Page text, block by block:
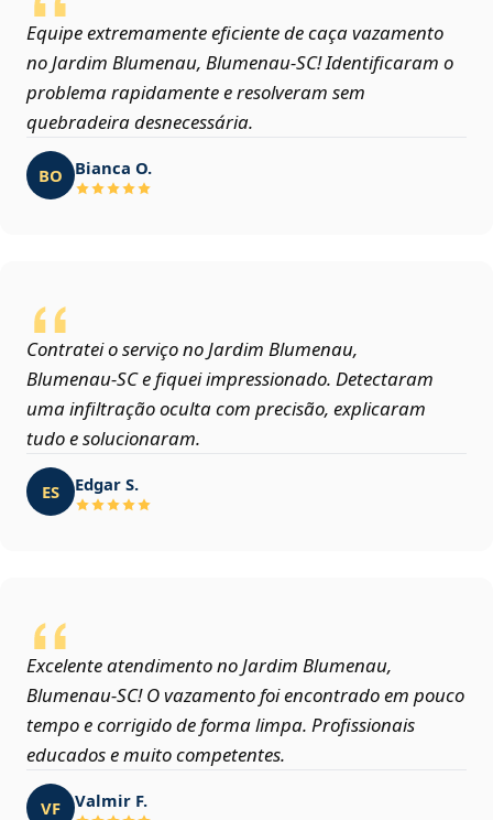
Equipe extremamente eficiente de caça vazamento
no Jardim Blumenau, Blumenau‑SC! Identificaram o
problema rapidamente e resolveram sem
quebradeira desnecessária.
BO Bianca O.
Contratei o serviço no Jardim Blumenau,
Blumenau‑SC e fiquei impressionado. Detectaram
uma infiltração oculta com precisão, explicaram
tudo e solucionaram.
ES Edgar S.
Excelente atendimento no Jardim Blumenau,
Blumenau‑SC! O vazamento foi encontrado em pouco
tempo e corrigido de forma limpa. Profissionais
educados e muito competentes.
VF Valmir F.